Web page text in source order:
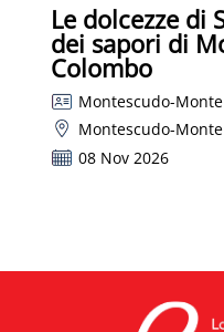
Le dolcezze di
dei sapori di
Colombo
Montescudo-
Montescudo-
08 Nov 2026